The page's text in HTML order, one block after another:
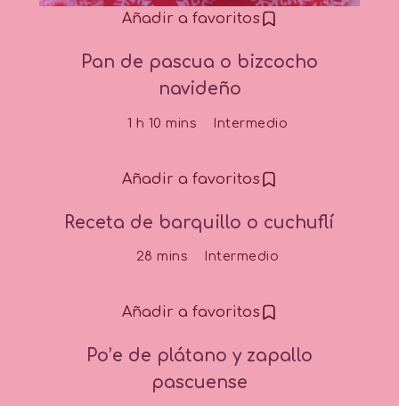
Añadir a favoritos
Pan de pascua o bizcocho
navideño
1 h 10 mins Intermedio
Añadir a favoritos
Receta de barquillo o cuchuflí
28 mins Intermedio
Añadir a favoritos
Po’e de plátano y zapallo
pascuense